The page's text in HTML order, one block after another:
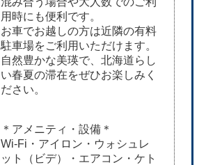
用時にも便利です。
お車でお越しの方は近隣の有料
駐車場をご利用いただけます。
自然豊かな美瑛で、北海道らし
い春夏の滞在をぜひお楽しみく
ださい。
＊アメニティ・設備＊
Wi-Fi・アイロン・ウォシュレ
ット（ビデ）・エアコン・ケト